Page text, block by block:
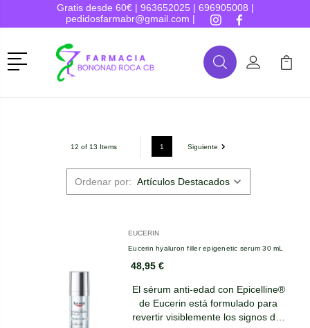
Gratis desde 60€ | 963652025 | 696905008 |
pedidosfarmabr@gmail.com |
Menú
BuscarMi Cuenta
Mi
12 of 13 Items 1 Siguiente
Ordenar por:
EUCERIN
Eucerin hyaluron filler epigenetic serum 30 mL
48,95 €
El sérum anti-edad con Epicelline®
de Eucerin está formulado para
revertir visiblemente los signos d…